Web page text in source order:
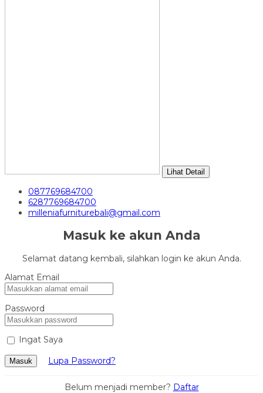
Lihat Detail
087769684700
6287769684700
milleniafurniturebali@gmail.com
Masuk ke akun Anda
Selamat datang kembali, silahkan login ke akun Anda.
Alamat Email
Password
Ingat Saya
Masuk Lupa Password?
Belum menjadi member? Daftar